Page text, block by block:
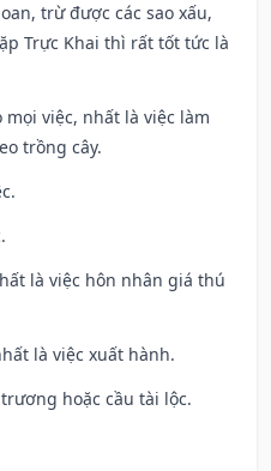
trừ được các sao xấu,
Trực Khai thì rất tốt tức là
mọi việc, nhất là việc làm
trồng cây.
là việc hôn nhân giá thú
là việc xuất hành.
hoặc cầu tài lộc.